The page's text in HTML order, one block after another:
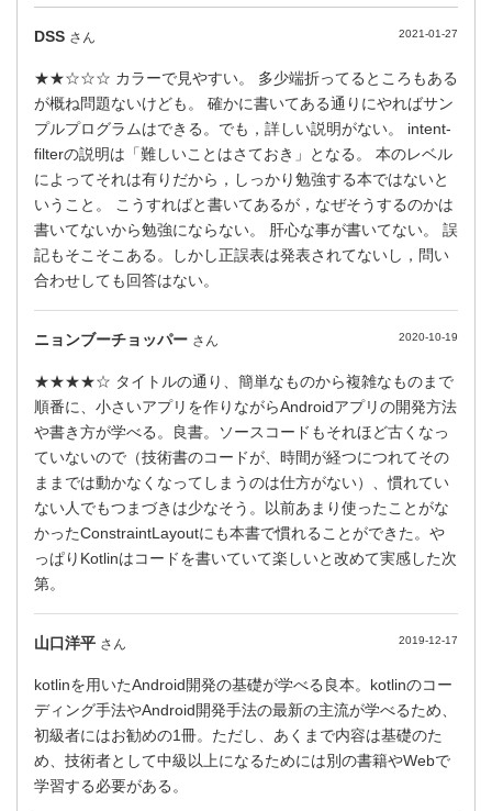
DSS さん 2021-01-27
★★☆☆☆ カラーで見やすい。 多少端折ってるところもある
が概ね問題ないけども。 確かに書いてある通りにやればサン
プルプログラムはできる。でも，詳しい説明がない。 intent-
filterの説明は「難しいことはさておき」となる。 本のレベル
によってそれは有りだから，しっかり勉強する本ではないと
いうこと。 こうすればと書いてあるが，なぜそうするのかは
書いてないから勉強にならない。 肝心な事が書いてない。 誤
記もそこそこある。しかし正誤表は発表されてないし，問い
合わせしても回答はない。
ニョンブーチョッパー さん 2020-10-19
★★★★☆ タイトルの通り、簡単なものから複雑なものまで
順番に、小さいアプリを作りながらAndroidアプリの開発方法
や書き方が学べる。良書。ソースコードもそれほど古くなっ
ていないので（技術書のコードが、時間が経つにつれてその
ままでは動かなくなってしまうのは仕方がない）、慣れてい
ない人でもつまづきは少なそう。以前あまり使ったことがな
かったConstraintLayoutにも本書で慣れることができた。や
っぱりKotlinはコードを書いていて楽しいと改めて実感した次
第。
山口洋平 さん 2019-12-17
kotlinを用いたAndroid開発の基礎が学べる良本。kotlinのコー
ディング手法やAndroid開発手法の最新の主流が学べるため、
初級者にはお勧めの1冊。ただし、あくまで内容は基礎のた
め、技術者として中級以上になるためには別の書籍やWebで
学習する必要がある。